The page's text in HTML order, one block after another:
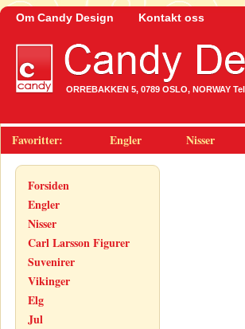
Om Candy Design Kontakt oss
ORREBAKKEN 5, 0789 OSLO, NORWAY
Favoritter: Engler Nisser
Forsiden
Engler
Nisser
Carl Larsson Figurer
Suvenirer
Vikinger
Elg
Jul